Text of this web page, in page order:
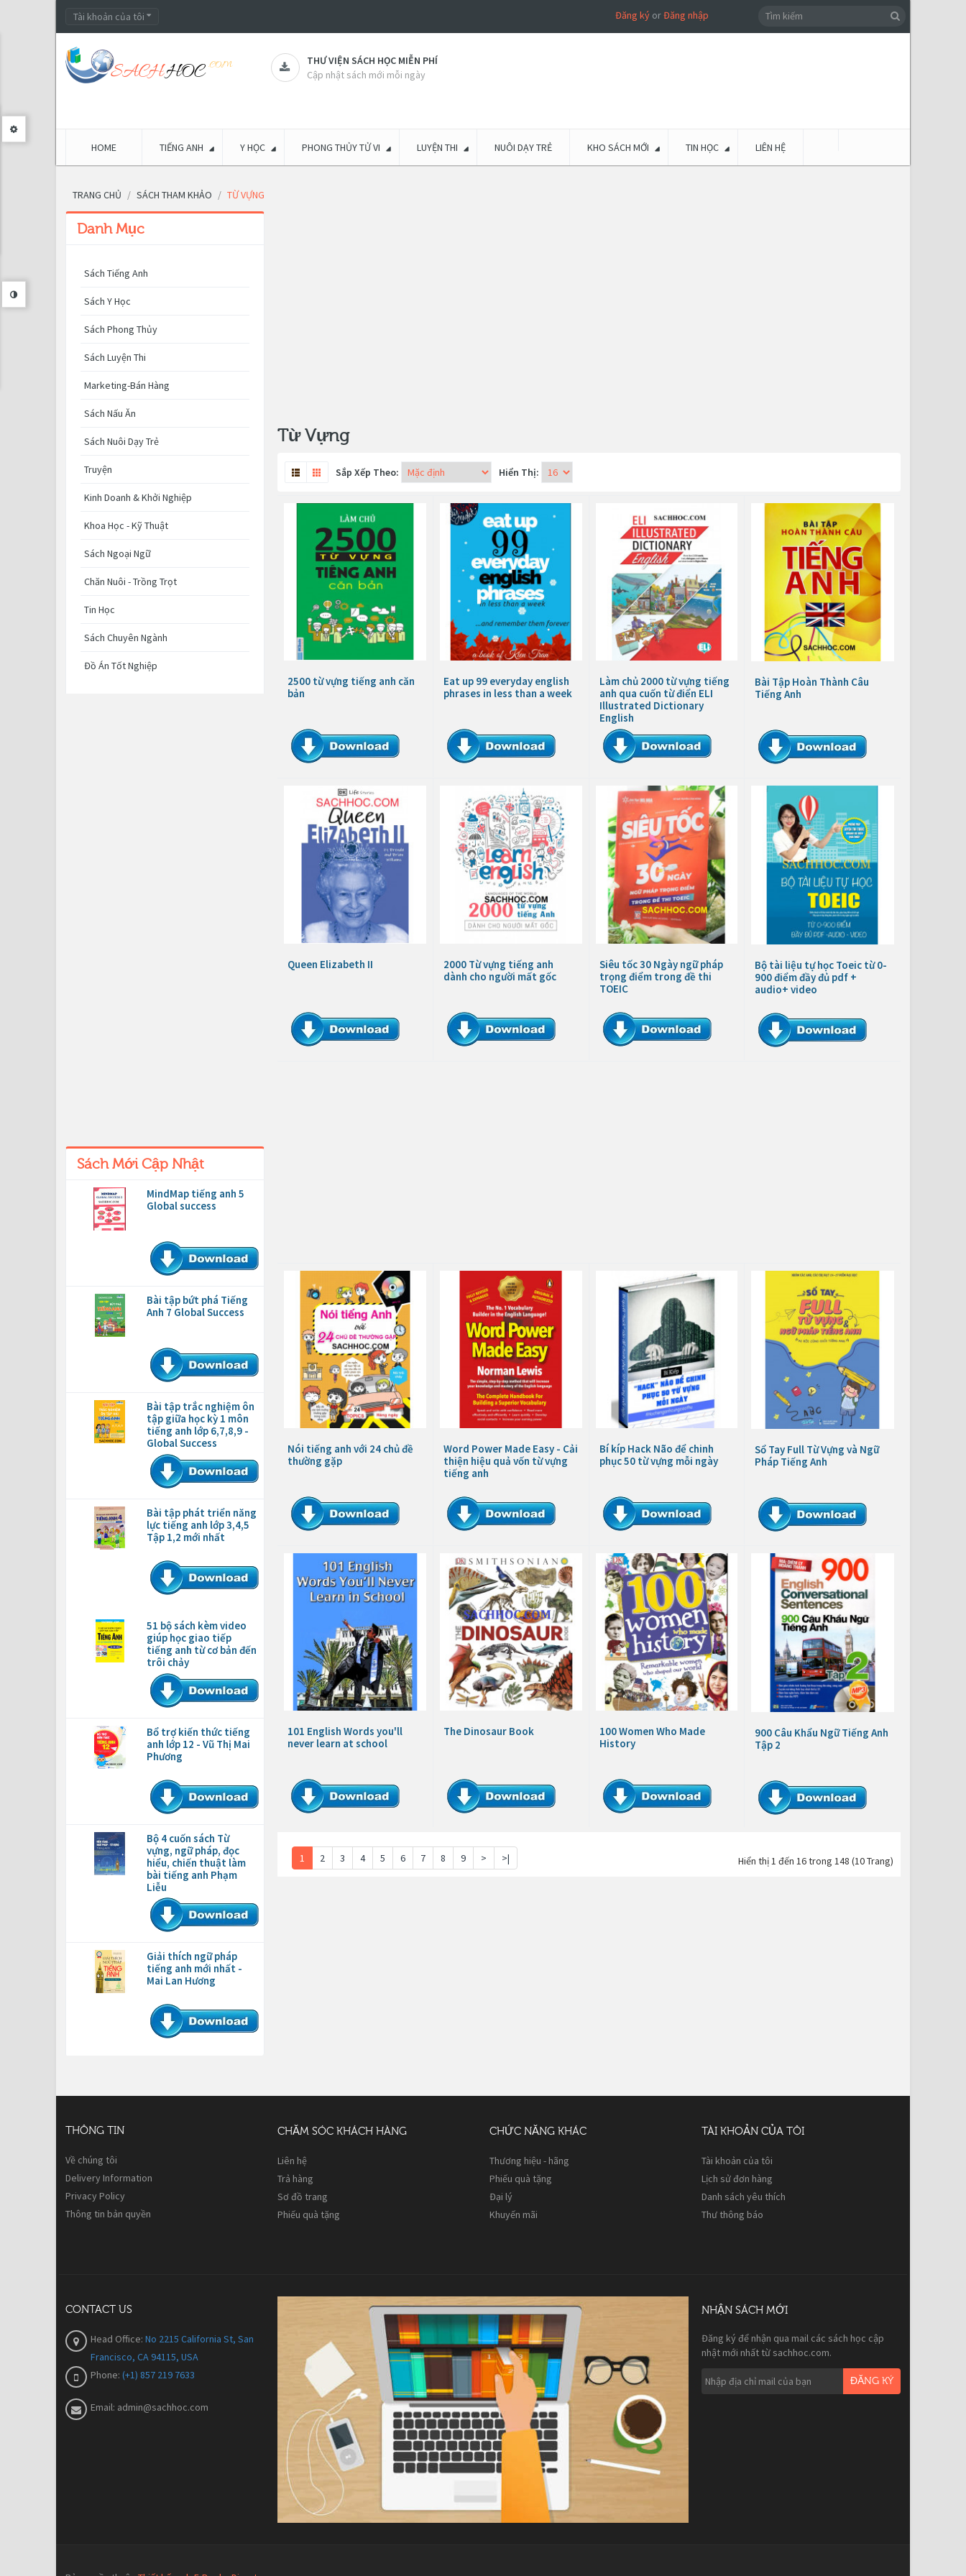
Tài khoản của tôi Đăng kýorĐăng nhập
THƯ VIỆN SÁCH HỌC MIỄN PHÍ
Cập nhật sách mới mỗi ngày
HOME TIẾNG ANH Y HỌC PHONG THỦY TỬ VI LUYỆN THI NUÔI DẠY TRẺ KHO SÁCH MỚI TIN HỌC LIÊN HỆ
TRANG CHỦ SÁCH THAM KHẢO TỪ VỰNG
Danh Mục
Sách Tiếng Anh
Sách Y Học
Sách Phong Thủy
Sách Luyện Thi
Marketing-Bán Hàng
Sách Nấu Ăn
Sách Nuôi Dạy Trẻ
Truyện
Kinh Doanh & Khởi Nghiệp
Khoa Học - Kỹ Thuật
Sách Ngoại Ngữ
Chăn Nuôi - Trồng Trọt
Tin Học
Sách Chuyên Ngành
Đồ Án Tốt Nghiệp
Sách Mới Cập Nhật
MindMap tiếng anh 5
Global success
Bài tập bứt phá Tiếng
Anh 7 Global Success
Bài tập trắc nghiệm ôn
tập giữa học kỳ 1 môn
tiếng anh lớp 6,7,8,9 -
Global Success
Bài tập phát triển năng
lực tiếng anh lớp 3,4,5
Tập 1,2 mới nhất
51 bộ sách kèm video
giúp học giao tiếp
tiếng anh từ cơ bản đến
trôi chảy
Bổ trợ kiến thức tiếng
anh lớp 12 - Vũ Thị Mai
Phương
Bộ 4 cuốn sách Từ
vựng, ngữ pháp, đọc
hiểu, chiến thuật làm
bài tiếng anh Phạm
Liễu
Giải thích ngữ pháp
tiếng anh mới nhất -
Mai Lan Hương
Từ Vựng
Sắp Xếp Theo: Hiển Thị:
2500 từ vựng tiếng anh căn
bản
Eat up 99 everyday english
phrases in less than a week
Làm chủ 2000 từ vựng tiếng
anh qua cuốn từ điển ELI
Illustrated Dictionary
English
Bài Tập Hoàn Thành Câu
Tiếng Anh
Queen Elizabeth II
2000 Từ vựng tiếng anh
dành cho người mất gốc
Siêu tốc 30 Ngày ngữ pháp
trọng điểm trong đề thi
TOEIC
Bộ tài liệu tự học Toeic từ 0-
900 điểm đầy đủ pdf +
audio+ video
Nói tiếng anh với 24 chủ đề
thường gặp
Word Power Made Easy - Cải
thiện hiệu quả vốn từ vựng
tiếng anh
Bí kíp Hack Não để chinh
phục 50 từ vựng mỗi ngày
Sổ Tay Full Từ Vựng và Ngữ
Pháp Tiếng Anh
101 English Words you'll
never learn at school
The Dinosaur Book
100 Women Who Made
History
900 Câu Khẩu Ngữ Tiếng Anh
Tập 2
1 2 3 4 5 6 7 8 9 > >| Hiển thị 1 đến 16 trong 148 (10 Trang)
THÔNG TIN
Về chúng tôi
Delivery Information
Privacy Policy
Thông tin bản quyền
CHĂM SÓC KHÁCH HÀNG
Liên hệ
Trả hàng
Sơ đồ trang
Phiếu quà tặng
CHỨC NĂNG KHÁC
Thương hiệu - hãng
Phiếu quà tặng
Đại lý
Khuyến mãi
TÀI KHOẢN CỦA TÔI
Tài khoản của tôi
Lịch sử đơn hàng
Danh sách yêu thích
Thư thông báo
CONTACT US
Head Office: No 2215 California St, San
Francisco, CA 94115, USA
Phone: (+1) 857 219 7633
Email: admin@sachhoc.com
NHẬN SÁCH MỚI
Đăng ký để nhận qua mail các sách học cập
nhật mới nhất từ sachhoc.com.
ĐĂNG KÝ